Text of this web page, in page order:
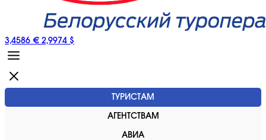
3,4586 € 2,9974 $
ТУРИСТАМ
АГЕНТСТВАМ
АВИА